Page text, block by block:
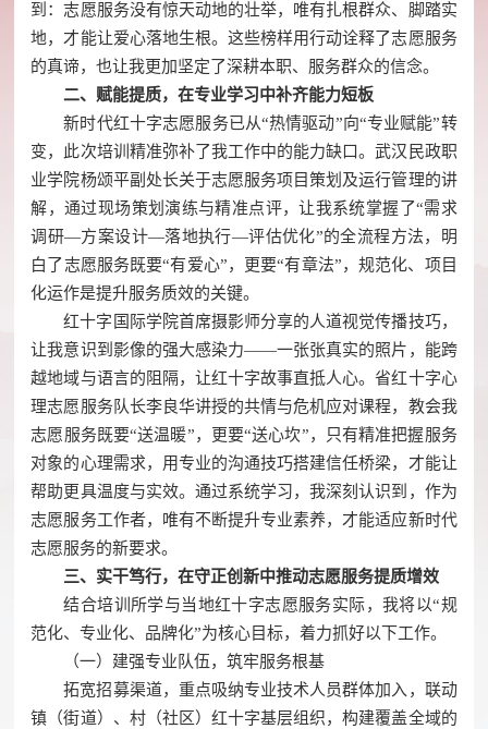
到：志愿服务没有惊天动地的壮举，唯有扎根群众、脚踏实
地，才能让爱心落地生根。这些榜样用行动诠释了志愿服务
的真谛，也让我更加坚定了深耕本职、服务群众的信念。
二、赋能提质，在专业学习中补齐能力短板
新时代红十字志愿服务已从“热情驱动”向“专业赋能”转
变，此次培训精准弥补了我工作中的能力缺口。武汉民政职
业学院杨颂平副处长关于志愿服务项目策划及运行管理的讲
解，通过现场策划演练与精准点评，让我系统掌握了“需求
调研—方案设计—落地执行—评估优化”的全流程方法，明
白了志愿服务既要“有爱心”，更要“有章法”，规范化、项目
化运作是提升服务质效的关键。
红十字国际学院首席摄影师分享的人道视觉传播技巧，
让我意识到影像的强大感染力——一张张真实的照片，能跨
越地域与语言的阻隔，让红十字故事直抵人心。省红十字心
理志愿服务队长李良华讲授的共情与危机应对课程，教会我
志愿服务既要“送温暖”，更要“送心坎”，只有精准把握服务
对象的心理需求，用专业的沟通技巧搭建信任桥梁，才能让
帮助更具温度与实效。通过系统学习，我深刻认识到，作为
志愿服务工作者，唯有不断提升专业素养，才能适应新时代
志愿服务的新要求。
三、实干笃行，在守正创新中推动志愿服务提质增效
结合培训所学与当地红十字志愿服务实际，我将以“规
范化、专业化、品牌化”为核心目标，着力抓好以下工作。
（一）建强专业队伍，筑牢服务根基
拓宽招募渠道，重点吸纳专业技术人员群体加入，联动
镇（街道）、村（社区）红十字基层组织，构建覆盖全域的